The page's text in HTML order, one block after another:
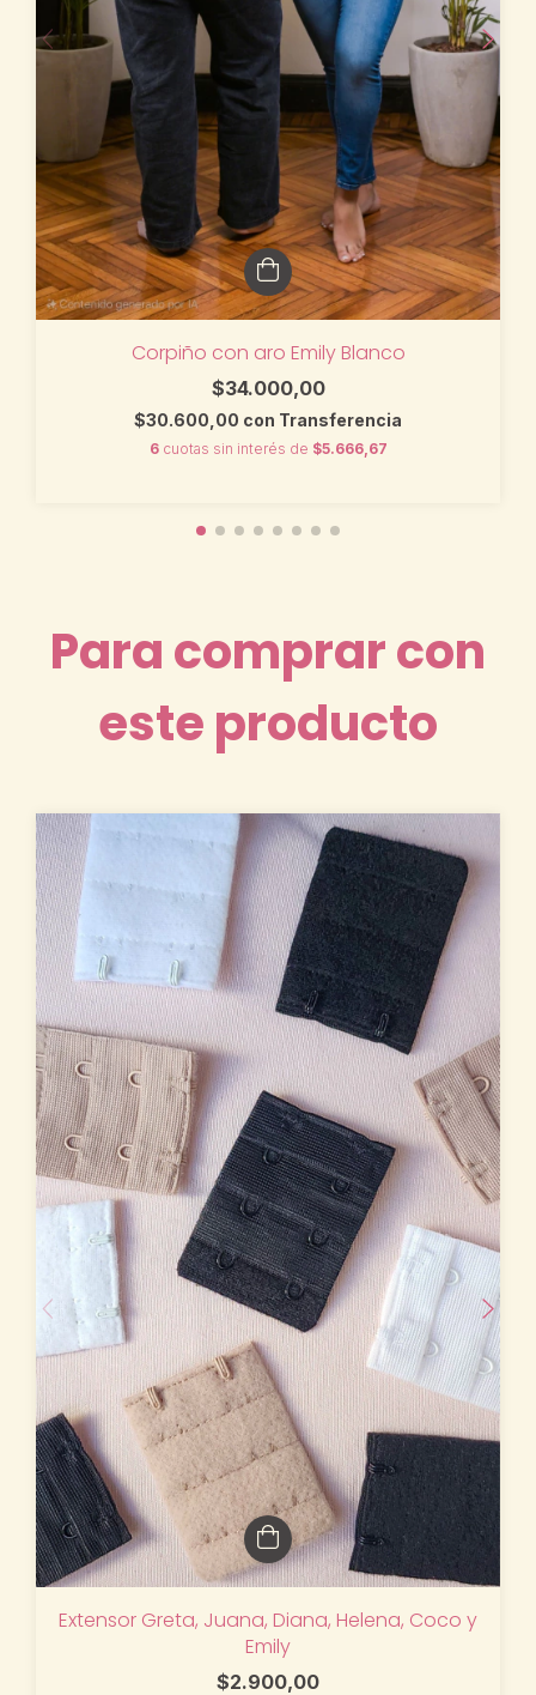
Corpiño con aro Emily Blanco
$34.000,00
$30.600,00 con Transferencia
6 cuotas sin interés de $5.666,67
Para comprar con
este producto
Extensor Greta, Juana, Diana, Helena, Coco y
Emily
$2.900,00